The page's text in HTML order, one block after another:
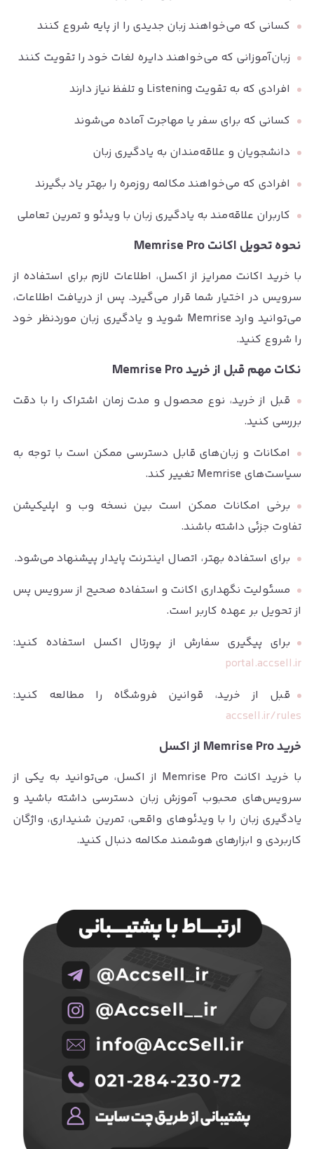
کسانی که می‌خواهند زبان جدیدی را از پایه شروع کنند
زبان‌آموزانی که می‌خواهند دایره لغات خود را تقویت کنند
افرادی که به تقویت Listening و تلفظ نیاز دارند
کسانی که برای سفر یا مهاجرت آماده می‌شوند
دانشجویان و علاقه‌مندان به یادگیری زبان
افرادی که می‌خواهند مکالمه روزمره را بهتر یاد بگیرند
کاربران علاقه‌مند به یادگیری زبان با ویدئو و تمرین تعاملی
نحوه تحویل اکانت Memrise Pro
با خرید اکانت ممرایز از اکسل، اطلاعات لازم برای استفاده از
سرویس در اختیار شما قرار می‌گیرد. پس از دریافت اطلاعات،
می‌توانید وارد Memrise شوید و یادگیری زبان موردنظر خود
را شروع کنید.
نکات مهم قبل از خرید Memrise Pro
قبل از خرید، نوع محصول و مدت زمان اشتراک را با دقت
بررسی کنید.
امکانات و زبان‌های قابل دسترسی ممکن است با توجه به
سیاست‌های Memrise تغییر کند.
برخی امکانات ممکن است بین نسخه وب و اپلیکیشن
تفاوت جزئی داشته باشند.
برای استفاده بهتر، اتصال اینترنت پایدار پیشنهاد می‌شود.
مسئولیت نگهداری اکانت و استفاده صحیح از سرویس پس
از تحویل بر عهده کاربر است.
برای پیگیری سفارش از پورتال اکسل استفاده کنید:
portal.accsell.ir
قبل از خرید، قوانین فروشگاه را مطالعه کنید:
accsell.ir/rules
خرید Memrise Pro از اکسل
با خرید اکانت Memrise Pro از اکسل، می‌توانید به یکی از
سرویس‌های محبوب آموزش زبان دسترسی داشته باشید و
یادگیری زبان را با ویدئوهای واقعی، تمرین شنیداری، واژگان
کاربردی و ابزارهای هوشمند مکالمه دنبال کنید.